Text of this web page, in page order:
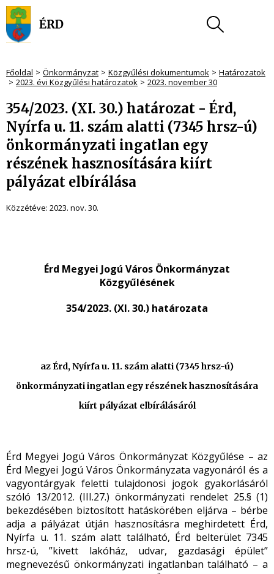
Főoldal Önkormányzat Közgyűlési dokumentumok
Határozatok
2023. évi Közgyűlési határozatok
2023. november 30
354/2023. (XI. 30.) határozat - Érd,
Nyírfa u. 11. szám alatti (7345 hrsz-ú)
önkormányzati ingatlan egy
részének hasznosítására kiírt
pályázat elbírálása
Közzétéve: 2023. nov. 30.
Érd Megyei Jogú Város Önkormányzat
Közgyűlésének
354/2023. (XI. 30.) határozata
az Érd, Nyírfa u. 11. szám alatti (7345 hrsz-ú)
önkormányzati ingatlan egy részének hasznosítására
kiírt pályázat elbírálásáról
Érd Megyei Jogú Város Önkormányzat Közgyűlése – az
Érd Megyei Jogú Város Önkormányzata vagyonáról és a
vagyontárgyak feletti tulajdonosi jogok gyakorlásáról
szóló 13/2012. (III.27.) önkormányzati rendelet 25.§ (1)
bekezdésében biztosított hatáskörében eljárva – bérbe
adja a pályázat útján hasznosításra meghirdetett Érd,
Nyírfa u. 11. szám alatt található, Érd belterület 7345
hrsz-ú, ”kivett lakóház, udvar, gazdasági épület”
megnevezésű önkormányzati ingatlanban található – a